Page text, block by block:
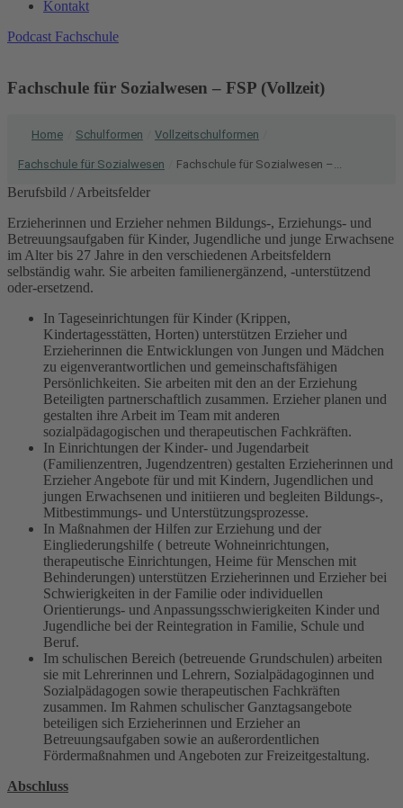
Kontakt
Podcast Fachschule
Fachschule für Sozialwesen – FSP (Vollzeit)
Home Schulformen Vollzeitschulformen
Fachschule für Sozialwesen Fachschule für Sozialwesen –...
Berufsbild / Arbeitsfelder
Erzieherinnen und Erzieher nehmen Bildungs-, Erziehungs- und
Betreuungsaufgaben für Kinder, Jugendliche und junge Erwachsene
im Alter bis 27 Jahre in den verschiedenen Arbeitsfeldern
selbständig wahr. Sie arbeiten familienergänzend, -unterstützend
oder-ersetzend.
In Tageseinrichtungen für Kinder (Krippen,
Kindertagesstätten, Horten) unterstützen Erzieher und
Erzieherinnen die Entwicklungen von Jungen und Mädchen
zu eigenverantwortlichen und gemeinschaftsfähigen
Persönlichkeiten. Sie arbeiten mit den an der Erziehung
Beteiligten partnerschaftlich zusammen. Erzieher planen und
gestalten ihre Arbeit im Team mit anderen
sozialpädagogischen und therapeutischen Fachkräften.
In Einrichtungen der Kinder- und Jugendarbeit
(Familienzentren, Jugendzentren) gestalten Erzieherinnen und
Erzieher Angebote für und mit Kindern, Jugendlichen und
jungen Erwachsenen und initiieren und begleiten Bildungs-,
Mitbestimmungs- und Unterstützungsprozesse.
In Maßnahmen der Hilfen zur Erziehung und der
Eingliederungshilfe ( betreute Wohneinrichtungen,
therapeutische Einrichtungen, Heime für Menschen mit
Behinderungen) unterstützen Erzieherinnen und Erzieher bei
Schwierigkeiten in der Familie oder individuellen
Orientierungs- und Anpassungsschwierigkeiten Kinder und
Jugendliche bei der Reintegration in Familie, Schule und
Beruf.
Im schulischen Bereich (betreuende Grundschulen) arbeiten
sie mit Lehrerinnen und Lehrern, Sozialpädagoginnen und
Sozialpädagogen sowie therapeutischen Fachkräften
zusammen. Im Rahmen schulischer Ganztagsangebote
beteiligen sich Erzieherinnen und Erzieher an
Betreuungsaufgaben sowie an außerordentlichen
Fördermaßnahmen und Angeboten zur Freizeitgestaltung.
Abschluss